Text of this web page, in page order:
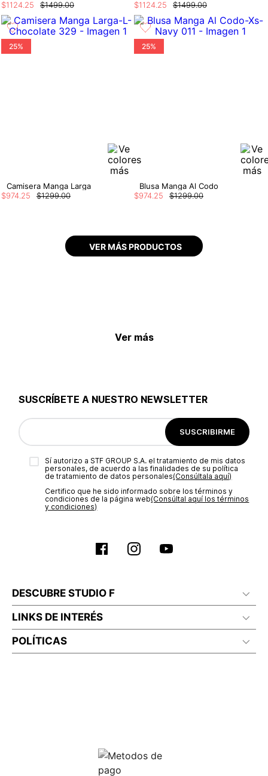
$1499.00
$1124 25
$1499.00
$1124 25
25%
Camisera Manga Larga
$1299.00
$974 25
25%
Blusa Manga Al Codo
$1299.00
$974 25
Ver más
SUSCRÍBETE A NUESTRO NEWSLETTER
SUSCRIBIRME
Sí autorizo a STF GROUP S.A. el tratamiento de mis datos
personales, de acuerdo a las finalidades de su política
de tratamiento de datos personales‎(Consúltala aquí)
Certifico que he sido informado sobre los términos y
condiciones de la página web‎(Consúltal aquí los términos
y condiciones)
DESCUBRE STUDIO F
LINKS DE INTERÉS
POLÍTICAS